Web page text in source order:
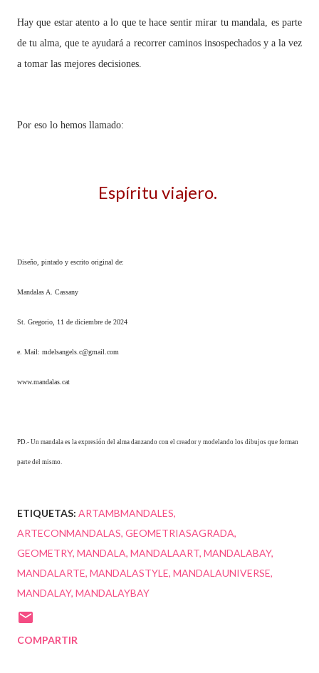
Hay que estar atento a lo que te hace sentir mirar tu mandala, es parte
de tu alma, que te ayudará a recorrer caminos insospechados y a la vez
a tomar las mejores decisiones.
Por eso lo hemos llamado:
Espíritu viajero.
Diseño, pintado y escrito original de:
Mandalas A. Cassany
St. Gregorio, 11 de diciembre de 2024
e. Mail: mdelsangels.c@gmail.com
www.mandalas.cat
PD.- Un mandala es la expresión del alma danzando con el creador y modelando los dibujos que forman
parte del mismo.
ETIQUETAS: ARTAMBMANDALES
ARTECONMANDALAS GEOMETRIASAGRADA
GEOMETRY MANDALA MANDALAART MANDALABAY
MANDALARTE MANDALASTYLE MANDALAUNIVERSE
MANDALAY MANDALAYBAY
COMPARTIR